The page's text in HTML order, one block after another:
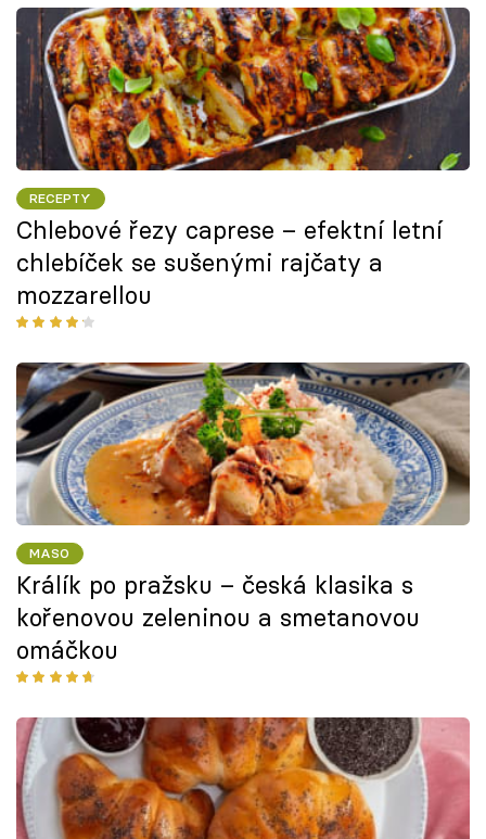
RECEPTY
Chlebové řezy caprese – efektní letní
chlebíček se sušenými rajčaty a
mozzarellou
MASO
Králík po pražsku – česká klasika s
kořenovou zeleninou a smetanovou
omáčkou